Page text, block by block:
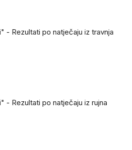
- Rezultati po natječaju iz travnja
- Rezultati po natječaju iz rujna